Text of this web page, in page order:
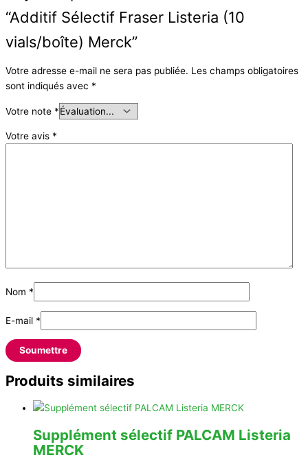
“Additif Sélectif Fraser Listeria (10
vials/boîte) Merck”
Votre adresse e-mail ne sera pas publiée. Les champs obligatoires
sont indiqués avec *
Votre note *
Votre avis *
Nom *
E-mail *
Produits similaires
Supplément sélectif PALCAM Listeria
MERCK